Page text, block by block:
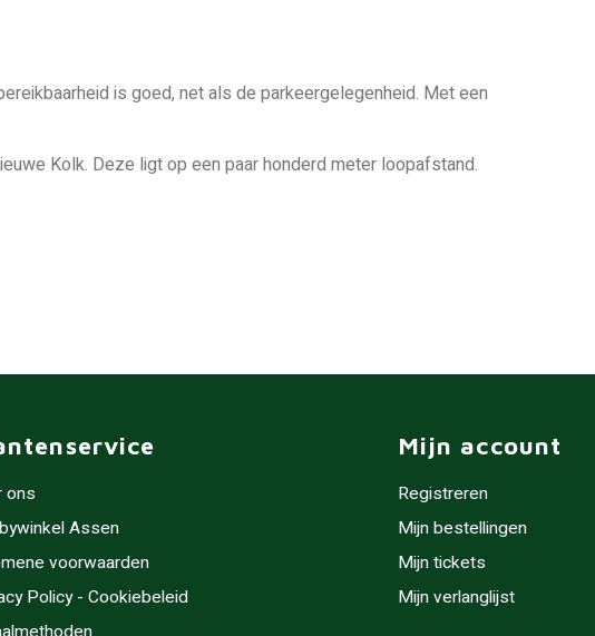
is goed, net als de parkeergelegenheid. Met een
Kolk. Deze ligt op een paar honderd meter loopafstand.
ons
Assen
voorwaarden
Policy - Cookiebeleid
Mijn account
Registreren
Mijn bestellingen
Mijn tickets
Mijn verlanglijst